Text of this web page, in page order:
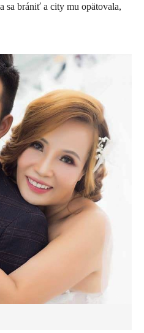
sa brániť a city mu opätovala,